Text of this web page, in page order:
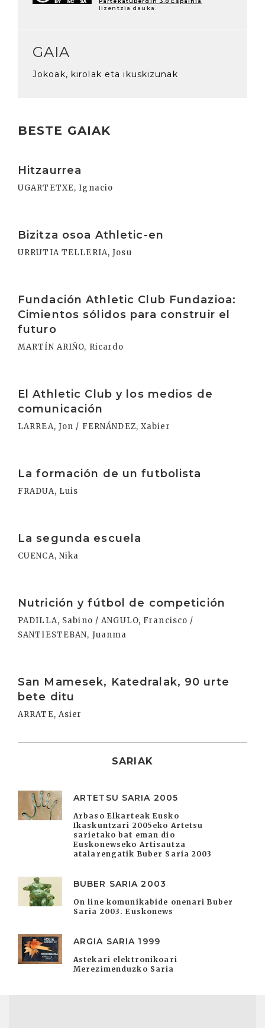
lizentzia dauka.
GAIA
Jokoak, kirolak eta ikuskizunak
BESTE GAIAK
Hitzaurrea
UGARTETXE, Ignacio
Bizitza osoa Athletic-en
URRUTIA TELLERIA, Josu
Fundación Athletic Club Fundazioa:
Cimientos sólidos para construir el
futuro
MARTÍN ARIÑO, Ricardo
El Athletic Club y los medios de
comunicación
LARREA, Jon / FERNÁNDEZ, Xabier
La formación de un futbolista
FRADUA, Luis
La segunda escuela
CUENCA, Nika
Nutrición y fútbol de competición
PADILLA, Sabino / ANGULO, Francisco /
SANTIESTEBAN, Juanma
San Mamesek, Katedralak, 90 urte
bete ditu
ARRATE, Asier
SARIAK
ARTETSU SARIA 2005
Arbaso Elkarteak Eusko
Ikaskuntzari 2005eko Artetsu
sarietako bat eman dio
Euskonewseko Artisautza
atalarengatik Buber Saria 2003
BUBER SARIA 2003
On line komunikabide onenari Buber
Saria 2003. Euskonews
ARGIA SARIA 1999
Astekari elektronikoari
Merezimenduzko Saria